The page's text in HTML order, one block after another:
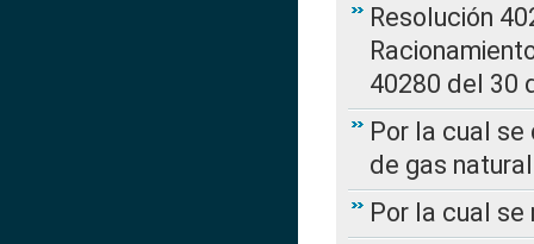
Resolución
40280 del 30
Por la cual
de gas natural
Por la cual se